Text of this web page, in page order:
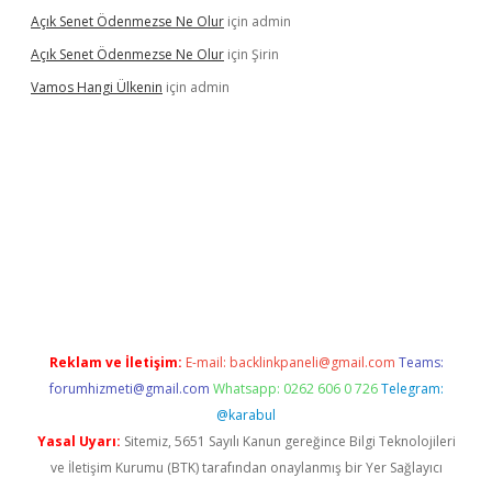
Açık Senet Ödenmezse Ne Olur için admin
Açık Senet Ödenmezse Ne Olur için Şirin
Vamos Hangi Ülkenin için admin
Reklam ve İletişim: E-mail: backlinkpaneli@gmail.com Teams:
forumhizmeti@gmail.com Whatsapp: 0262 606 0 726 Telegram:
@karabul
Yasal Uyarı: Sitemiz, 5651 Sayılı Kanun gereğince Bilgi Teknolojileri
ve İletişim Kurumu (BTK) tarafından onaylanmış bir Yer Sağlayıcı